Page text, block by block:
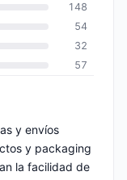
148
54
32
57
y envíos
y packaging
la facilidad de